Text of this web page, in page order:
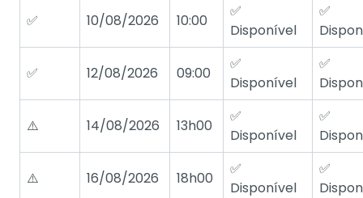
✅ 10/08/2026 10:00
✅
Disponível
✅
✅ 12/08/2026 09:00
✅
Disponível
✅
⚠️ 14/08/2026 13h00
✅
Disponível
✅
⚠️ 16/08/2026 18h00
✅
Disponível
✅